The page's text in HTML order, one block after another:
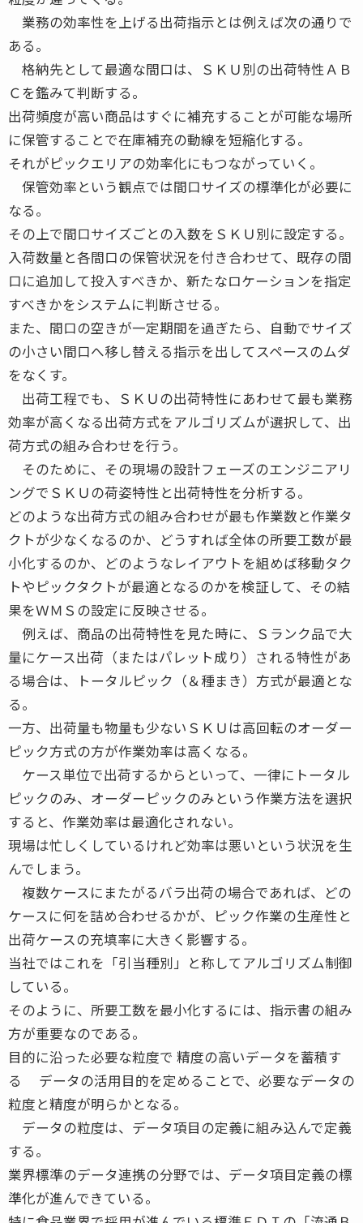
業務の効率性を上げる出荷指示とは例えば次の通りで
ある。
格納先として最適な間口は、ＳＫＵ別の出荷特性ＡＢ
Ｃを鑑みて判断する。
出荷頻度が高い商品はすぐに補充することが可能な場所
に保管することで在庫補充の動線を短縮化する。
それがピックエリアの効率化にもつながっていく。
保管効率という観点では間口サイズの標準化が必要に
なる。
その上で間口サイズごとの入数をＳＫＵ別に設定する。
入荷数量と各間口の保管状況を付き合わせて、既存の間
口に追加して投入すべきか、新たなロケーションを指定
すべきかをシステムに判断させる。
また、間口の空きが一定期間を過ぎたら、自動でサイズ
の小さい間口へ移し替える指示を出してスペースのムダ
をなくす。
出荷工程でも、ＳＫＵの出荷特性にあわせて最も業務
効率が高くなる出荷方式をアルゴリズムが選択して、出
荷方式の組み合わせを行う。
そのために、その現場の設計フェーズのエンジニアリ
ングでＳＫＵの荷姿特性と出荷特性を分析する。
どのような出荷方式の組み合わせが最も作業数と作業タ
クトが少なくなるのか、どうすれば全体の所要工数が最
小化するのか、どのようなレイアウトを組めば移動タク
トやピックタクトが最適となるのかを検証して、その結
果をＷＭＳの設定に反映させる。
例えば、商品の出荷特性を見た時に、Ｓランク品で大
量にケース出荷（またはパレット成り）される特性があ
る場合は、トータルピック（＆種まき）方式が最適とな
る。
一方、出荷量も物量も少ないＳＫＵは高回転のオーダー
ピック方式の方が作業効率は高くなる。
ケース単位で出荷するからといって、一律にトータル
ピックのみ、オーダーピックのみという作業方法を選択
すると、作業効率は最適化されない。
現場は忙しくしているけれど効率は悪いという状況を生
んでしまう。
複数ケースにまたがるバラ出荷の場合であれば、どの
ケースに何を詰め合わせるかが、ピック作業の生産性と
出荷ケースの充填率に大きく影響する。
当社ではこれを「引当種別」と称してアルゴリズム制御
している。
そのように、所要工数を最小化するには、指示書の組み
方が重要なのである。
目的に沿った必要な粒度で 精度の高いデータを蓄積す
る データの活用目的を定めることで、必要なデータの
粒度と精度が明らかとなる。
データの粒度は、データ項目の定義に組み込んで定義
する。
業界標準のデータ連携の分野では、データ項目定義の標
準化が進んできている。